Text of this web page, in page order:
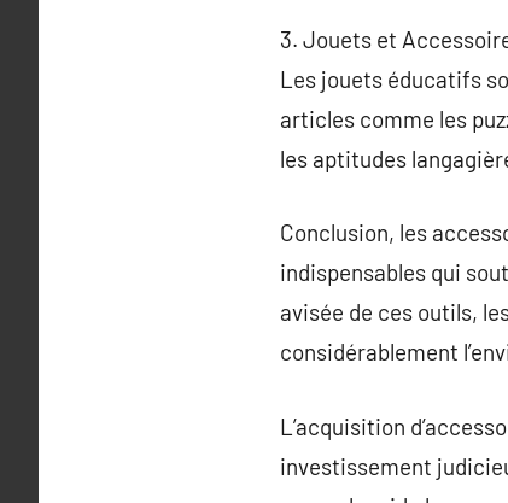
3. Jouets et
Les jouets éducatifs
articles comme les
les aptitudes
Conclusion, les
indispensables qui
avisée de ces outils,
considérablement
L’acquisition
investissement